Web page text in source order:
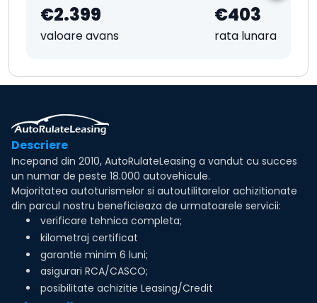
€2.399
valoare avans
€403
rata lunara
Descriere
Incepand din 2010, AutoRulateLeasing a vandut cu succes
un numar de peste 18.000 autovehicule.
Majoritatea autoturismelor si autoutilitarelor achizitionate
din parcul nostru beneficieaza de urmatoarele servicii:
verificare tehnica completa;
kilometraj certificat
garantie minim 6 luni;
asigurari RCA/CASCO;
posibilitate achizitie Leasing/Credit